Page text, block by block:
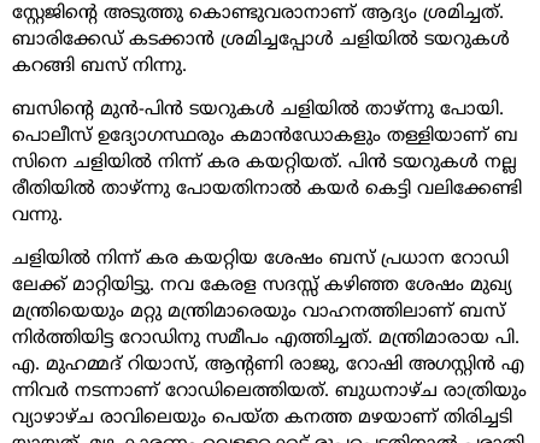
സ്റ്റേ​ജി​ന്റെ അ​ടു​ത്തു​ കൊ​ണ്ടു​വ​രാ​നാ​ണ് ആ​ദ്യം ശ്ര​മി​ച്ച​ത്.
ബാ​രി​ക്കേ​ഡ് ക​ട​ക്കാ​ൻ ശ്ര​മി​ച്ച​പ്പോ​ൾ ച​ളി​യി​ൽ ട​യ​റു​ക​ൾ
ക​റ​ങ്ങി ബ​സ് നി​ന്നു.
ബ​സി​ന്റെ മു​ൻ-​പി​ൻ ട​യ​റു​ക​ൾ ച​ളി​യി​ൽ താ​ഴ്‌​ന്നു ​പോ​യി.
പൊ​ലീ​സ് ഉ​ദ്യോ​ഗ​സ്ഥ​രും ക​മാ​ൻ​ഡോ​ക​ളും ത​ള്ളി​യാ​ണ് ബ​
സി​നെ ച​ളി​യി​ൽ​ നി​ന്ന് ക​ര​ ക​യ​റ്റി​യ​ത്. പി​ൻ ട​യ​റു​ക​ൾ നല്ല​
രീ​തി​യി​ൽ താ​ഴ്‌​ന്നു​ പോ​യ​തി​നാ​ൽ ക​യ​ർ കെ​ട്ടി വ​ലി​ക്കേ​ണ്ടി
വ​ന്നു.
ച​ളി​യി​ൽ ​നി​ന്ന് ക​ര​ ക​യ​റ്റി​യ ശേ​ഷം ബ​സ് പ്ര​ധാ​ന റോ​ഡി​
ലേ​ക്ക് മാ​റ്റി​യി​ട്ടു. ന​വ​ കേ​ര​ള സ​ദ​സ്സ് ക​ഴി​ഞ്ഞ ​ശേ​ഷം മു​ഖ്യ​
മ​ന്ത്രി​യെ​യും മ​റ്റു മ​ന്ത്രി​മാ​രെ​യും വാ​ഹ​ന​ത്തി​ലാ​ണ് ബ​സ്
നി​ർ​ത്തി​യി​ട്ട റോ​ഡി​നു സ​മീ​പം എ​ത്തി​ച്ച​ത്. മ​ന്ത്രി​മാ​രാ​യ പി.​
എ. മു​ഹ​മ്മ​ദ് റി​യാ​സ്, ആ​ന്റ​ണി രാ​ജു, റോ​ഷി അ​ഗ​സ്റ്റി​ൻ എ​
ന്നി​വ​ർ ന​ട​ന്നാ​ണ് റോ​ഡി​ലെ​ത്തി​യ​ത്. ബു​ധ​നാ​ഴ്ച രാ​ത്രി​യും
വ്യാ​ഴാ​ഴ്ച രാ​വി​ലെ​യും പെ​യ്ത ക​ന​ത്ത മ​ഴ​യാ​ണ് തി​രി​ച്ച​ടി​